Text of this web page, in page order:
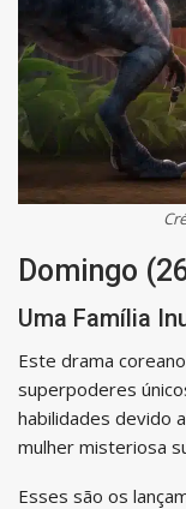
Domingo
Uma Família
Este drama
superpoderes
habilidades devido
mulher misteriosa
Esses são os